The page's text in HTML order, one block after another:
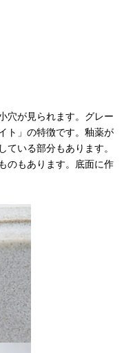
穴が見られます。グレー
ト」の特徴です。釉薬が
ている部分もあります。
のもあります。底面に作